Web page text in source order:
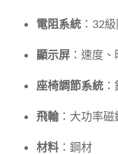
電阻系統 ：32
顯示屏 ：速度
座椅調節系統
飛輪 ：大功率磁
材料 ：鋼材